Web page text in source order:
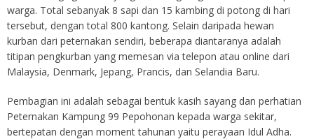
warga. Total sebanyak 8 sapi dan 15 kambing di potong di hari
tersebut, dengan total 800 kantong. Selain daripada hewan
kurban dari peternakan sendiri, beberapa diantaranya adalah
titipan pengkurban yang memesan via telepon atau online dari
Malaysia, Denmark, Jepang, Prancis, dan Selandia Baru.
Pembagian ini adalah sebagai bentuk kasih sayang dan perhatian
Peternakan Kampung 99 Pepohonan kepada warga sekitar,
bertepatan dengan moment tahunan yaitu perayaan Idul Adha.